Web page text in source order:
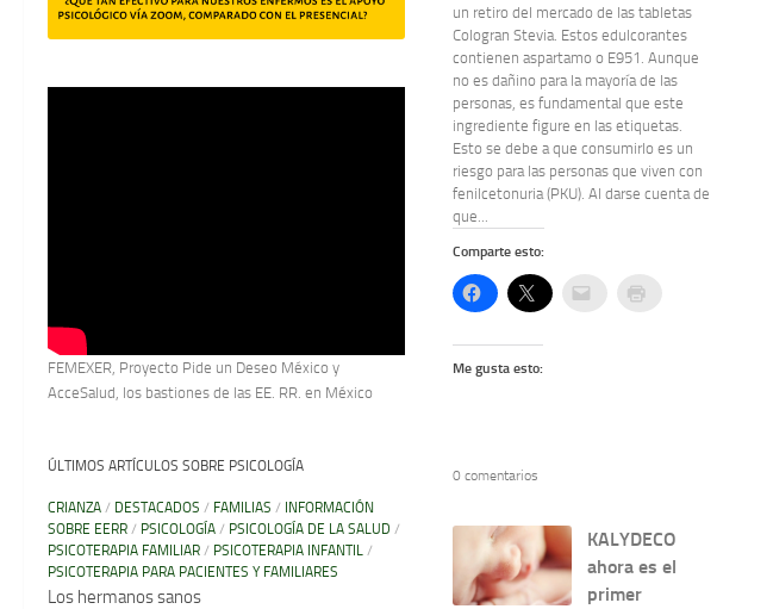
FEMEXER, Proyecto Pide un Deseo México y
AcceSalud, los bastiones de las EE. RR. en México
ÚLTIMOS ARTÍCULOS SOBRE PSICOLOGÍA
CRIANZA / DESTACADOS / FAMILIAS / INFORMACIÓN
SOBRE EERR / PSICOLOGÍA / PSICOLOGÍA DE LA SALUD /
PSICOTERAPIA FAMILIAR / PSICOTERAPIA INFANTIL /
PSICOTERAPIA PARA PACIENTES Y FAMILIARES
Los hermanos sanos
un retiro del mercado de las tabletas
Cologran Stevia. Estos edulcorantes
contienen aspartamo o E951. Aunque
no es dañino para la mayoría de las
personas, es fundamental que este
ingrediente figure en las etiquetas.
Esto se debe a que consumirlo es un
riesgo para las personas que viven con
fenilcetonuria (PKU). Al darse cuenta de
que...
Comparte esto:
Me gusta esto:
0 comentarios
KALYDECO
ahora es el
primer